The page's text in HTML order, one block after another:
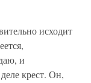
исходит
и
крест. Он,